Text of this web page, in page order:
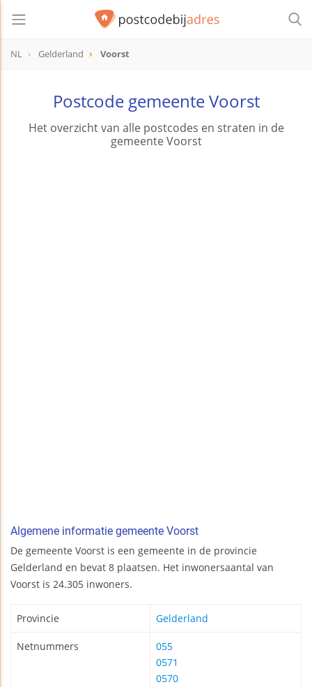
NL Gelderland Voorst
Postcode gemeente Voorst
Het overzicht van alle postcodes en straten in de
gemeente Voorst
Algemene informatie gemeente Voorst
De gemeente Voorst is een gemeente in de provincie
Gelderland en bevat 8 plaatsen. Het inwonersaantal van
Voorst is 24.305 inwoners.
Provincie Gelderland
Netnummers
055
0571
0570